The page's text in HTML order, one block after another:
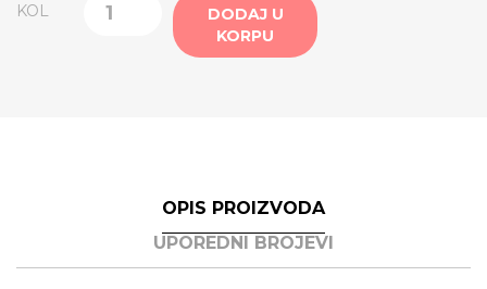
KOL
DODAJ U
KORPU
OPIS PROIZVODA
UPOREDNI BROJEVI